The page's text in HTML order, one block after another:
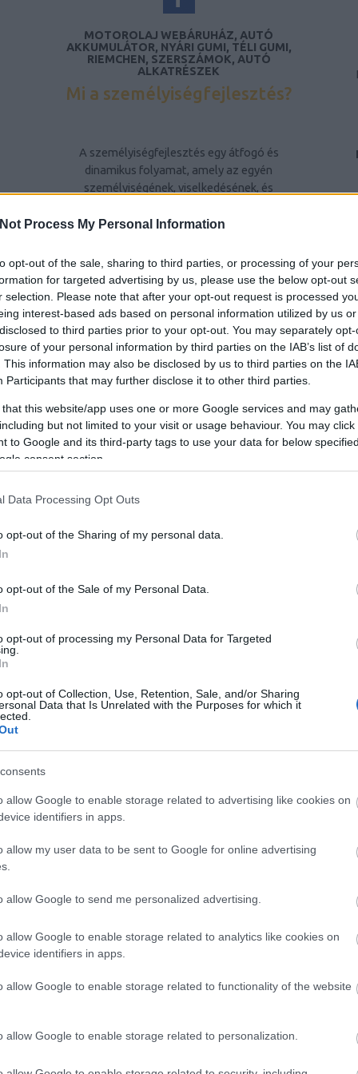
Process My Personal Information
opt-out of the sale, sharing to third parties, or processing of your
for targeted advertising by us, please use the below opt-out
selection. Please note that after your opt-out request is processed
interest-based ads based on personal information utilized by us
to third parties prior to your opt-out. You may separately
of your personal information by third parties on the IAB’s list of
This information may also be disclosed by us to third parties on the
Participants that may further disclose it to other third parties.
that this website/app uses one or more Google services and may
but not limited to your visit or usage behaviour. You may
to Google and its third-party tags to use your data for below
consent section.
Data Processing Opt Outs
opt-out of the Sharing of my personal data.
opt-out of the Sale of my Personal Data.
opt-out of processing my Personal Data for Targeted
opt-out of Collection, Use, Retention, Sale, and/or Sharing
Data that Is Unrelated with the Purposes for which it
allow Google to enable storage related to advertising like cookies on
identifiers in apps.
allow my user data to be sent to Google for online advertising
allow Google to send me personalized advertising.
allow Google to enable storage related to analytics like cookies on
identifiers in apps.
allow Google to enable storage related to functionality of the website
allow Google to enable storage related to personalization.
MOTOROLAJ WEBÁRUHÁZ, AUTÓ
AKKUMULÁTOR, NYÁRI GUMI, TÉLI GUMI,
RIEMCHEN, SZERSZÁMOK, AUTÓ
ALKATRÉSZEK
Mi a személyiségfejlesztés?
A személyiségfejlesztés egy átfogó és
dinamikus folyamat, amely az egyén
személyiségének, viselkedésének, és
irányul. Ez a folyamat nem csupán az egyén
hanem a környezetével való interakciójának
javítását is. A személyiségfejlesztés célja,
hogy az egyén képessé váljon arra, hogy
pozitív módon befolyásolja saját életét, és
hatékonyabban kezelje a mindennapi
kihívásokat és konfliktusokat.
A személyiségfejlesztés fontossága
A személyiségfejlesztés alapvető
jelentőséggel bír az egyén életében, mivel
közvetlen hatással van az önbizalomra, a
kapcsolatokra, a karrierre és az általános
életminőségre. Egy jól kiegyensúlyozott
személyiség segít abban, hogy az egyén képes
legyen adaptálni a változó körülményekhez,
pozitívan kommunikáljon másokkal, és
hatékonyan kezelje a stresszt.
mivel az egyén felismeri és kiaknázza saját
készségek fejlesztése elősegíti az egyértelmű
készségek fejlesztése javítja az
interperszonális kapcsolatokat, segítve az
kapcsolatokat alakítson ki.
során elsajátított technikák, mint például a
készségek, segítenek az egyénnek a stressz
hatékony kezelésében.
5. Pozitív életszemlélet: A pozitív
hozzáállást, ami javítja az általános